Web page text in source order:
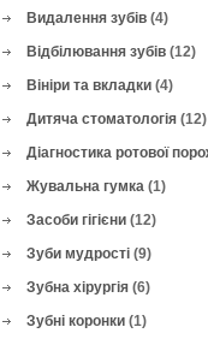
Видалення зубів (4)
Відбілювання зубів (12)
Вініри та вкладки (4)
Дитяча стоматологія (12)
Діагностика ротової
Жувальна гумка (1)
Засоби гігієни (12)
Зуби мудрості (9)
Зубна хірургія (6)
Зубні коронки (1)